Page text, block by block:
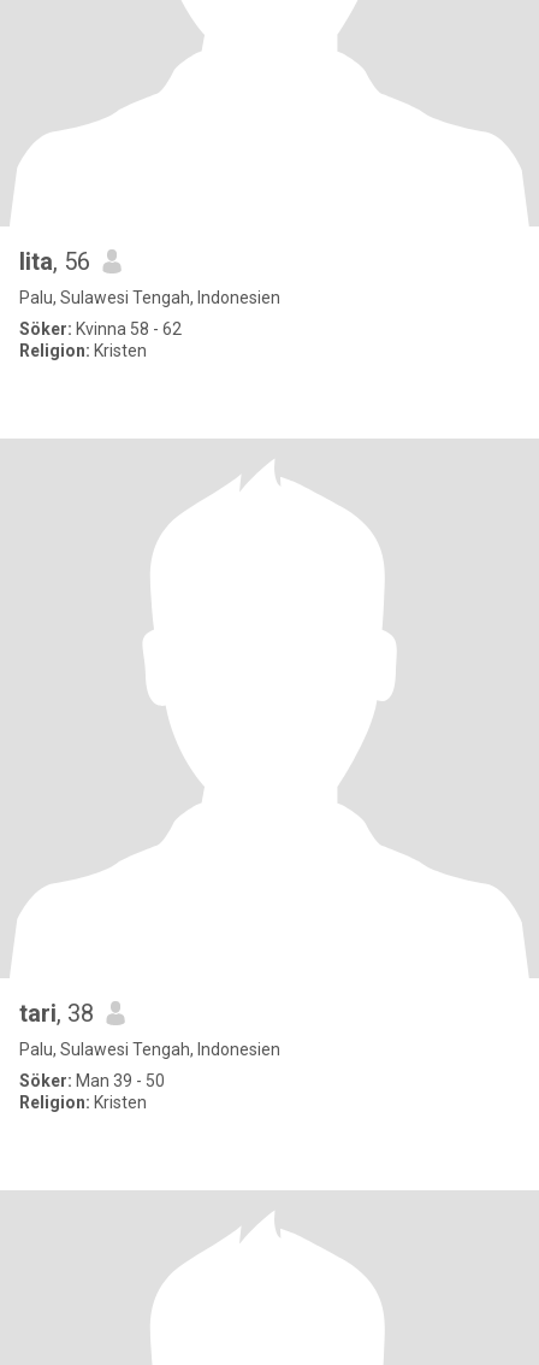
lita, 56
Palu, Sulawesi Tengah, Indonesien
Söker: Kvinna 58 - 62
Religion: Kristen
tari, 38
Palu, Sulawesi Tengah, Indonesien
Söker: Man 39 - 50
Religion: Kristen